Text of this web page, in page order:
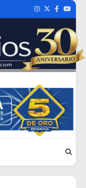
Instagram
TwitterFacebook